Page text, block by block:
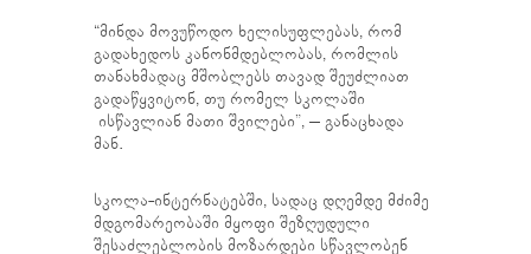
“მინდა მოვუწოდო ხელისუფლებას, რომ
გადახედოს კანონმდებლობას, რომლის
თანახმადაც მშობლებს თავად შეუძლიათ
გადაწყვიტონ, თუ რომელ სკოლაში
ისწავლიან მათი შვილები”, – განაცხადა
მან.
სკოლა-ინტერნატებში, სადაც დღემდე მძიმე
მდგომარეობაში მყოფი შეზღუდული
შესაძლებლობის მოზარდები სწავლობენ